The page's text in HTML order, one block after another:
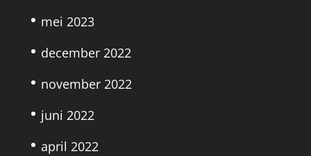
mei 2023
december 2022
november 2022
juni 2022
april 2022